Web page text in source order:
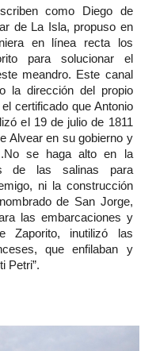
como Diego de
de La Isla, propuso en
en línea recta los
para solucionar el
meandro. Este canal
la dirección del propio
certificado que Antonio
el 19 de julio de 1811
Alvear en su gobierno y
se haga alto en la
de las salinas para
ni la construcción
de San Jorge,
las embarcaciones y
Zaporito, inutilizó las
que enfilaban y
Petri”.